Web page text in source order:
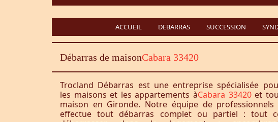
ACCUEIL DEBARRAS SUCCESSION
Débarras de maisonCabara 33420
Trocland Débarras est une entreprise spécialisée
les maisons et les appartements àCabara 33420 et
maison en Gironde. Notre équipe de professionnels
effectue tout débarras complet ou partiel : tout